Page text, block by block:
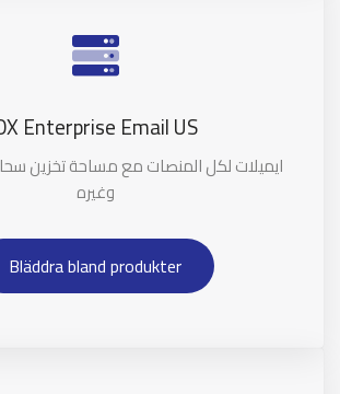
Enterprise Email US
ايميلات لكل المنصات مع مساحة تخزين
وغيره
Bläddra bland produkter